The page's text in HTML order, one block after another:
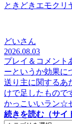
ときどきエモクリ
どいさん
2026.08.03
プレイ＆コメント
ーというか効果に
送り主に関するあ
けで足したもので
かっこいいラン☆
続きを読む（サイ